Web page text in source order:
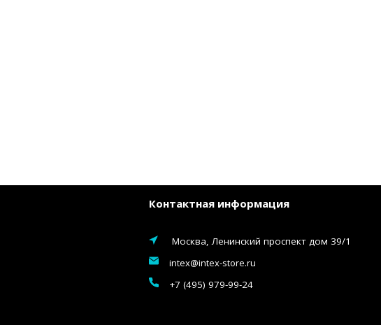
Контактная информация
Москва, Ленинский проспект дом 39/1
intex@intex-store.ru
+7 (495) 979-99-24